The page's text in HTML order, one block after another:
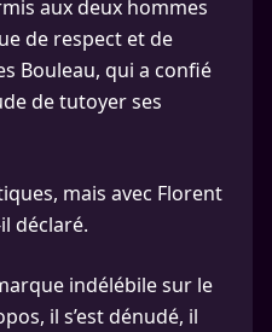
aux deux hommes
de respect et de
Bouleau, qui a confié
de tutoyer ses
mais avec Florent
déclaré.
indélébile sur le
il s’est dénudé, il